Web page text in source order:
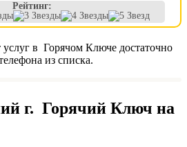
Рейтинг:
в Горячом Ключе достаточно
из списка.
г. Горячий Ключ на